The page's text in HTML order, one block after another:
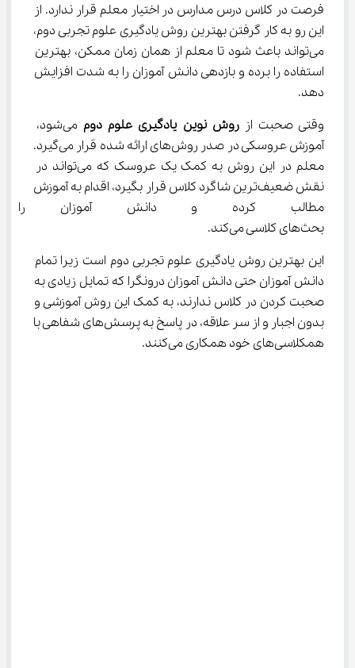
فرصت در کلاس درس مدارس در اختیار معلم قرار ندارد. از
این رو به کار گرفتن بهترین روش یادگیری علوم تجربی دوم،
می‌تواند باعث شود تا معلم از همان زمان ممکن، بهترین
استفاده را برده و بازدهی دانش آموزان را به شدت افزایش
دهد.
وقتی صحبت از روش نوین یادگیری علوم دوم
می‌شود،
آموزش عروسکی در صدر روش‌های ارائه شده قرار می‌گیرد.
معلم در این روش به کمک یک عروسک که می‌تواند در
نقش ضعیف‌ترین شاگرد کلاس قرار بگیرد، اقدام به آموزش
مطالب کرده و دانش آموزان
بحث‌های کلاسی می‌کند.
این بهترین روش یادگیری علوم تجربی دوم است زیرا تمام
دانش آموزان حتی دانش آموزان درونگرا که تمایل زیادی به
صحبت کردن در کلاس ندارند، به کمک این روش آموزشی و
بدون اجبار و از سر علاقه، در پاسخ به پرسش‌های شفاهی با
همکلاسی‌های خود همکاری می‌کنند.